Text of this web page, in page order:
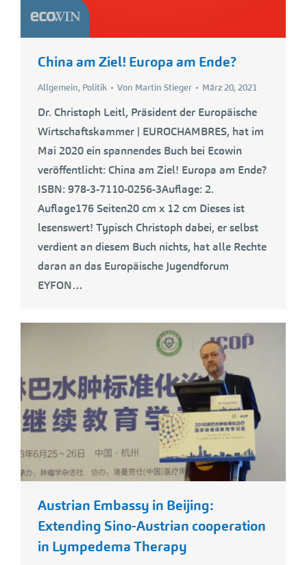
China am Ziel! Europa am Ende?
Allgemein, Politik Von Martin Stieger März 20, 2021
Dr. Christoph Leitl, Präsident der Europäische
Wirtschaftskammer | EUROCHAMBRES, hat im
Mai 2020 ein spannendes Buch bei Ecowin
veröffentlicht: China am Ziel! Europa am Ende?
ISBN: 978-3-7110-0256-3Auflage: 2.
Auflage176 Seiten20 cm x 12 cm Dieses ist
lesenswert! Typisch Christoph dabei, er selbst
verdient an diesem Buch nichts, hat alle Rechte
daran an das Europäische Jugendforum
EYFON…
Austrian Embassy in Beijing:
Extending Sino-Austrian cooperation
in Lympedema Therapy